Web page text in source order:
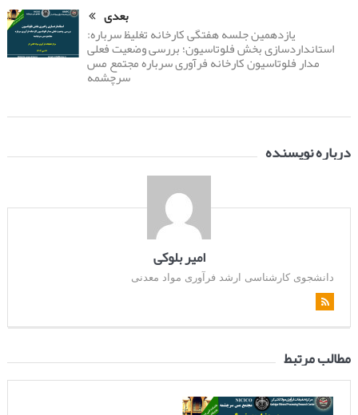
بعدی
یازدهمین جلسه هفتگی کارخانه تغلیظ سرباره:
استانداردسازی بخش فلوتاسیون؛ بررسی وضعیت فعلی
مدار فلوتاسیون کارخانه فرآوری سرباره مجتمع مس
سرچشمه
درباره نویسنده
امیر بلوکی
دانشجوی کارشناسی ارشد فرآوری مواد معدنی
مطالب مرتبط